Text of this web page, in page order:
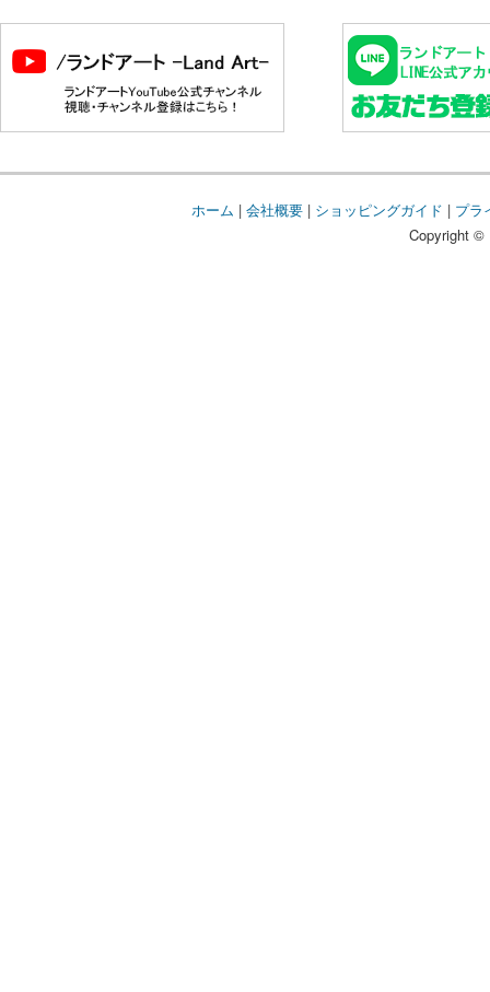
ホーム | 会社概要| ショッピングガイド | プラ
Copyright ©